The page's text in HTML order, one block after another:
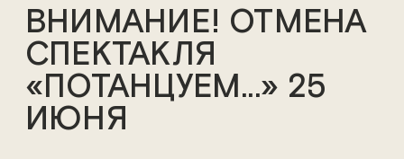
ВНИМАНИЕ! ОТМЕНА
СПЕКТАКЛЯ
«ПОТАНЦУЕМ...» 25
ИЮНЯ